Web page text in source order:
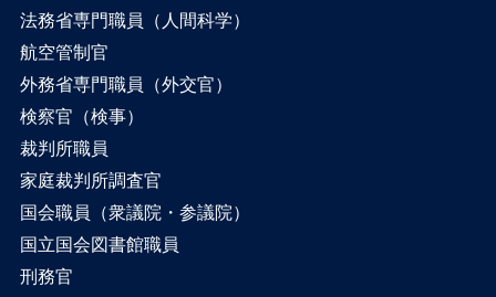
法務省専門職員（人間科学）
航空管制官
外務省専門職員（外交官）
検察官（検事）
裁判所職員
家庭裁判所調査官
国会職員（衆議院・参議院）
国立国会図書館職員
刑務官